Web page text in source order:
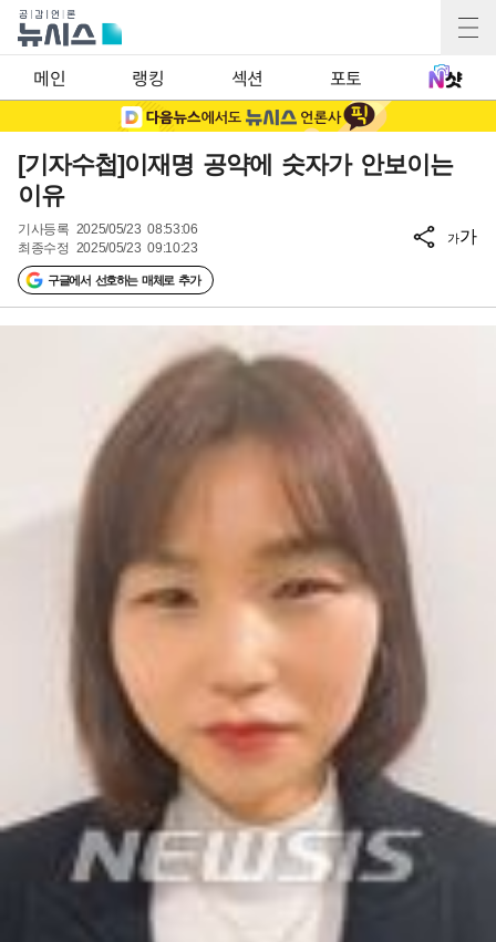
메인 랭킹 섹션 포토
[기자수첩]이재명 공약에 숫자가 안보이는
이유
기사등록 2025/05/23 08:53:06
최종수정 2025/05/23 09:10:23
구글에서 선호하는 매체로 추가
가가